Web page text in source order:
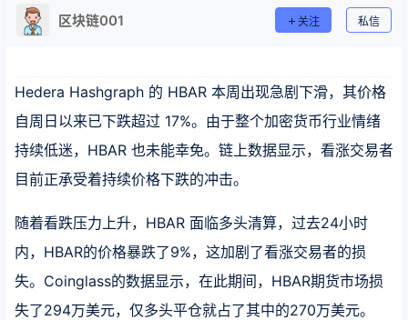
区块链001 关注 私信
Hedera Hashgraph 的 HBAR 本周出现急剧下滑，其价格
自周日以来已下跌超过 17%。由于整个加密货币行业情绪
持续低迷，HBAR 也未能幸免。链上数据显示，看涨交易者
目前正承受着持续价格下跌的冲击。
随着看跌压力上升，HBAR 面临多头清算，过去24小时
内，HBAR的价格暴跌了9%，这加剧了看涨交易者的损
失。Coinglass的数据显示，在此期间，HBAR期货市场损
失了294万美元，仅多头平仓就占了其中的270万美元。